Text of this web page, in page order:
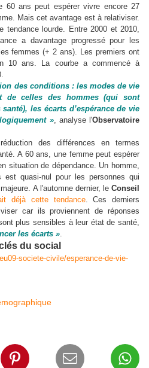
60 ans peut espérer vivre encore 27
Mais cet avantage est à relativiser.
tendance lourde. Entre 2000 et 2010,
a davantage progressé pour les
femmes (+ 2 ans). Les premiers ont
10 ans. La courbe a commencé à
des conditions : les modes de vie
de celles des hommes (qui sont
les écarts d’espérance de vie
», analyse l'Observatoire
des différences en termes
A 60 ans, une femme peut espérer
situation de dépendance. Un homme,
quasi-nul pour les personnes qui
A l'automne dernier, le Conseil
déjà cette tendance. Ces derniers
car ils proviennent de réponses
plus sensibles à leur état de santé,
les écarts ».
du social
societe-civile/esperance-de-vie-